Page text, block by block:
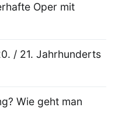
Oper mit
/ 21. Jahrhunderts
Wie geht man